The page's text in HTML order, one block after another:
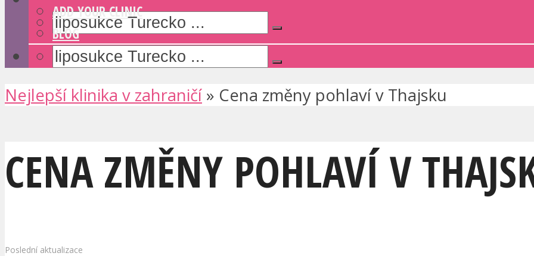
ADD YOUR CLINIC
BLOG
Nejlepší klinika v zahraničí » Cena změny pohlaví v Thajsku
CENA ZMĚNY POHLAVÍ V
Poslední aktualizace